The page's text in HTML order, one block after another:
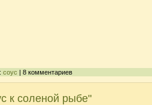
соус | 8 комментариев
к соленой рыбе"